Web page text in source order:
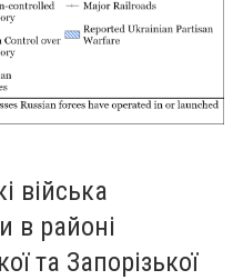
війська
в районі
та Запорізької